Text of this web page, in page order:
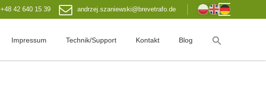
+48 42 640 15 39 andrzej.szaniewski@brevetrafo.de
Impressum Technik/Support Kontakt Blog